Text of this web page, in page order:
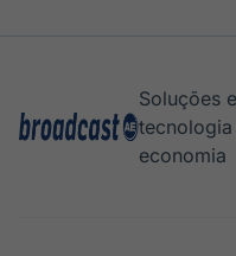
Soluções
economia